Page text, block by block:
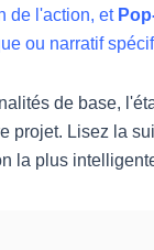
de l'action, et
ou narratif
de base,
projet. Lisez la
la plus